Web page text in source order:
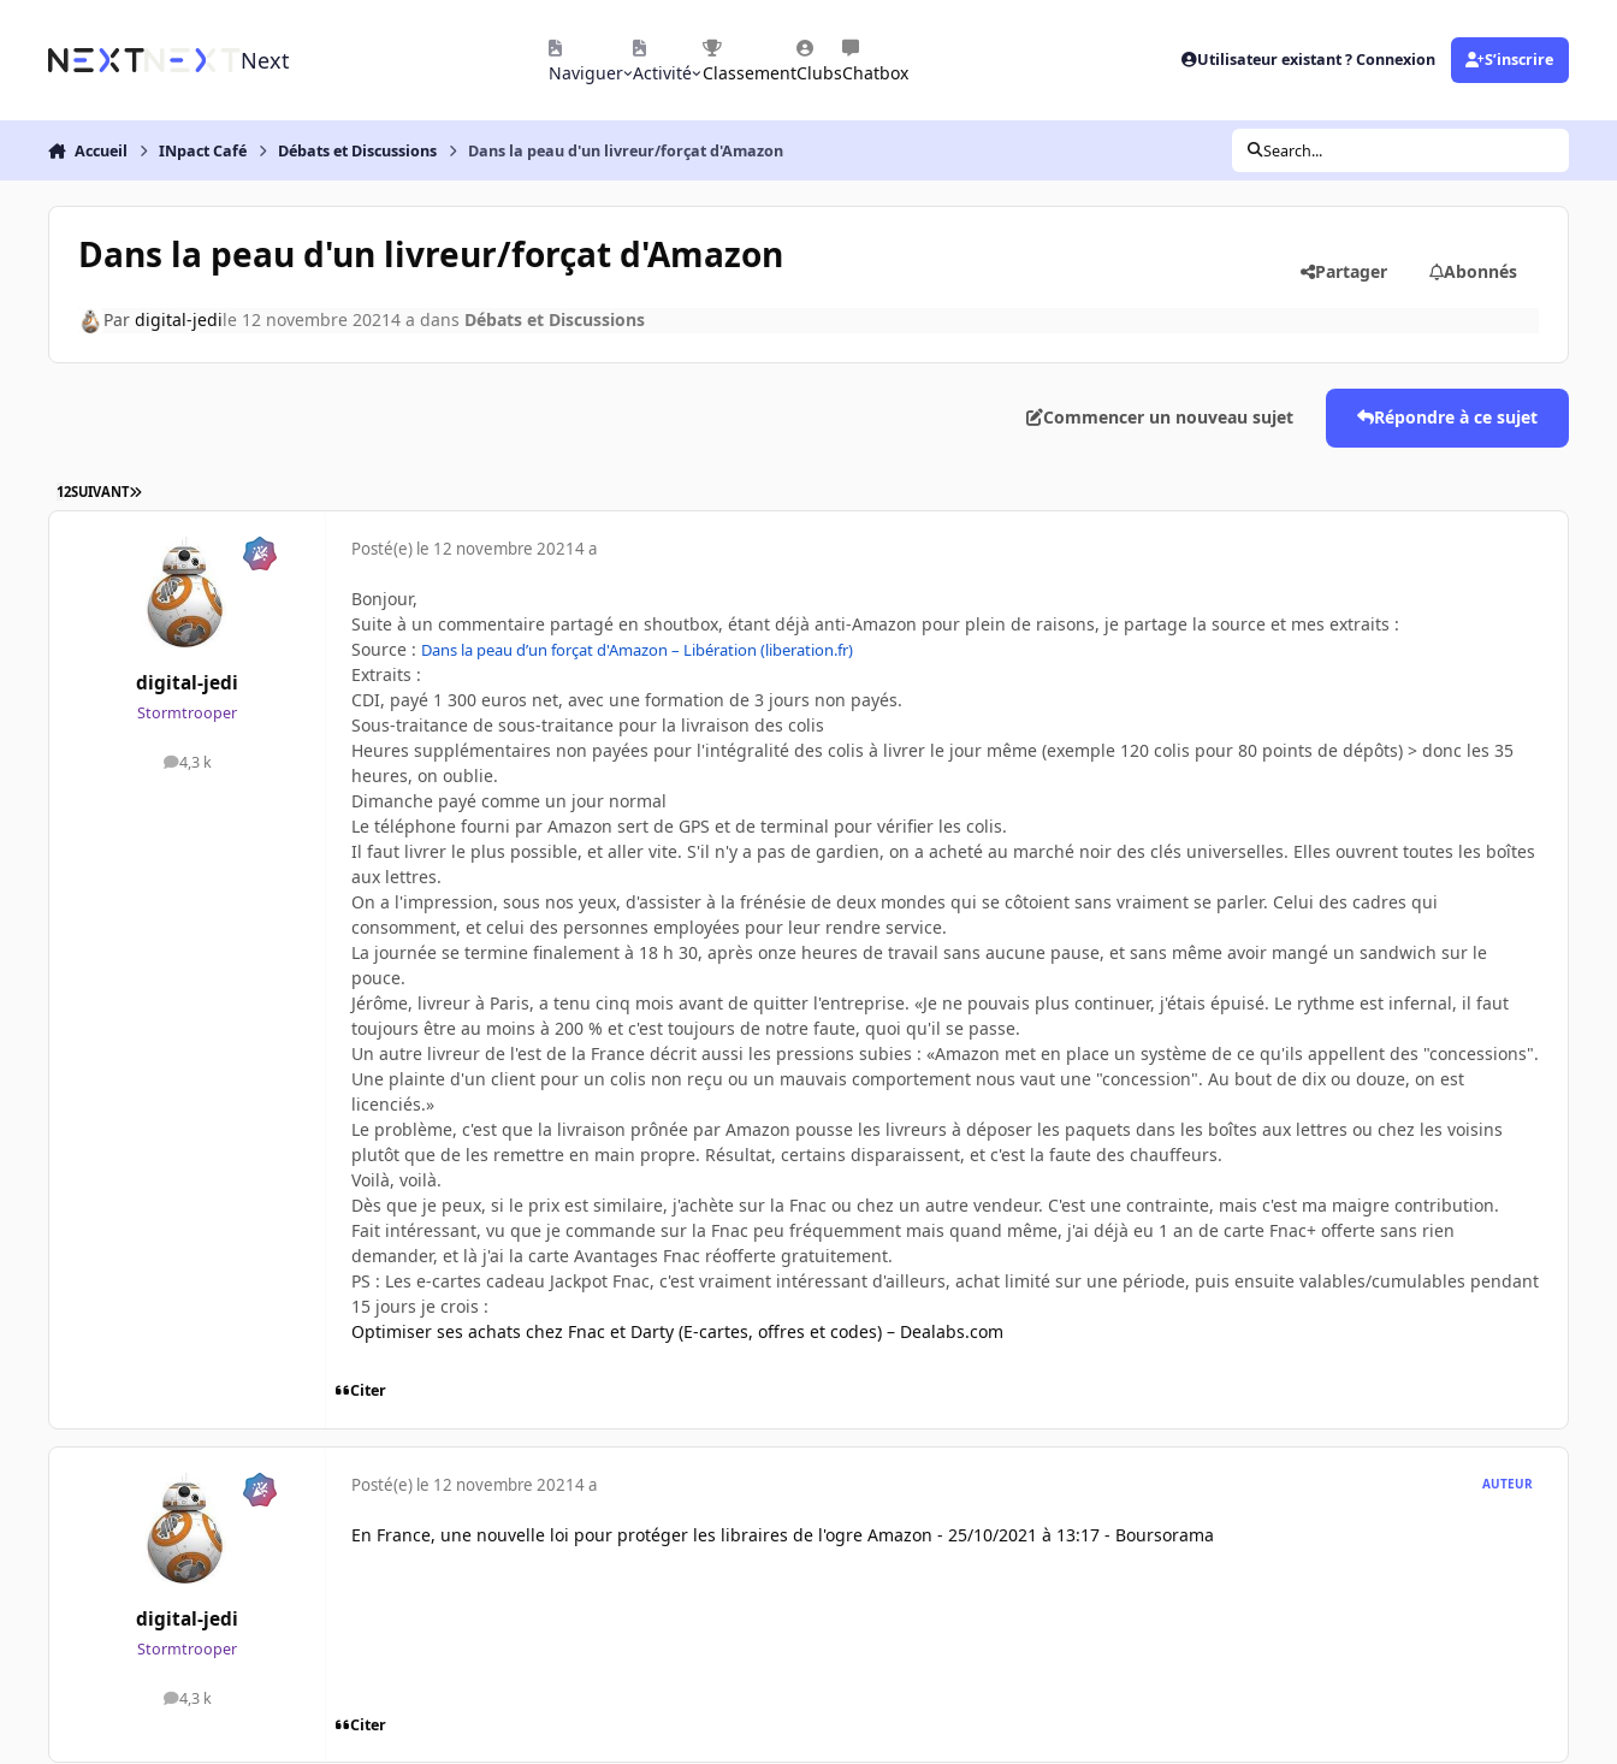
Next Naviguer Activité ClassementClubsChatbox
Utilisateur existant ? Connexion S’inscrire
Accueil INpact Café Débats et Discussions Dans la peau d'un livreur/forçat d'Amazon Search...
Dans la peau d'un livreur/forçat d'Amazon Partager Abonnés
Par digital-jedile 12 novembre 20214 a dans Débats et Discussions
Commencer un nouveau sujet Répondre à ce sujet
12SUIVANT
digital-jedi
Stormtrooper
4,3 k
messages
Posté(e) le 12 novembre 20214 a
Bonjour,
Suite à un commentaire partagé en shoutbox, étant déjà anti-Amazon pour plein de raisons, je partage la source et mes extraits :
Source : Dans la peau d’un forçat d'Amazon – Libération (liberation.fr)
Extraits :
CDI, payé 1 300 euros net, avec une formation de 3 jours non payés.
Sous-traitance de sous-traitance pour la livraison des colis
Heures supplémentaires non payées pour l'intégralité des colis à livrer le jour même (exemple 120 colis pour 80 points de dépôts) > donc les 35
heures, on oublie.
Dimanche payé comme un jour normal
Le téléphone fourni par Amazon sert de GPS et de terminal pour vérifier les colis.
Il faut livrer le plus possible, et aller vite. S'il n'y a pas de gardien, on a acheté au marché noir des clés universelles. Elles ouvrent toutes les boîtes
aux lettres.
On a l'impression, sous nos yeux, d'assister à la frénésie de deux mondes qui se côtoient sans vraiment se parler. Celui des cadres qui
consomment, et celui des personnes employées pour leur rendre service.
La journée se termine finalement à 18 h 30, après onze heures de travail sans aucune pause, et sans même avoir mangé un sandwich sur le
pouce.
Jérôme, livreur à Paris, a tenu cinq mois avant de quitter l'entreprise. «Je ne pouvais plus continuer, j'étais épuisé. Le rythme est infernal, il faut
toujours être au moins à 200 % et c'est toujours de notre faute, quoi qu'il se passe.
Un autre livreur de l'est de la France décrit aussi les pressions subies : «Amazon met en place un système de ce qu'ils appellent des "concessions".
Une plainte d'un client pour un colis non reçu ou un mauvais comportement nous vaut une "concession". Au bout de dix ou douze, on est
licenciés.»
Le problème, c'est que la livraison prônée par Amazon pousse les livreurs à déposer les paquets dans les boîtes aux lettres ou chez les voisins
plutôt que de les remettre en main propre. Résultat, certains disparaissent, et c'est la faute des chauffeurs.
Voilà, voilà.
Dès que je peux, si le prix est similaire, j'achète sur la Fnac ou chez un autre vendeur. C'est une contrainte, mais c'est ma maigre contribution.
Fait intéressant, vu que je commande sur la Fnac peu fréquemment mais quand même, j'ai déjà eu 1 an de carte Fnac+ offerte sans rien
demander, et là j'ai la carte Avantages Fnac réofferte gratuitement.
PS : Les e-cartes cadeau Jackpot Fnac, c'est vraiment intéressant d'ailleurs, achat limité sur une période, puis ensuite valables/cumulables pendant
15 jours je crois :
Optimiser ses achats chez Fnac et Darty (E-cartes, offres et codes) – Dealabs.com
Citer
digital-jedi
Stormtrooper
4,3 k
messages
Posté(e) le 12 novembre 20214 a AUTEUR
En France, une nouvelle loi pour protéger les libraires de l'ogre Amazon - 25/10/2021 à 13:17 - Boursorama
Citer